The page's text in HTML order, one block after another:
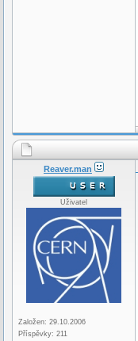
Reaver.man
Uživatel
Založen: 29.10.2006
Příspěvky: 211